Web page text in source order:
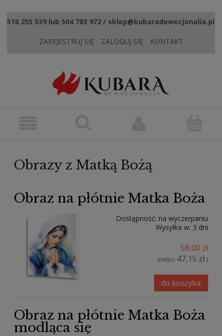
516 255 539 lub 504 783 972 / sklep@kubaradewocjonalia.pl
ZAREJESTRUJ SIĘ ZALOGUJ SIĘ KONTAKT
Obrazy z Matką Bożą
Obraz na płótnie Matka Boża
Dostępność: na wyczerpaniu
Wysyłka w: 3 dni
58,00 zł
(netto: 47,15 zł)
do koszyka
Obraz na płótnie Matka Boża
modląca się